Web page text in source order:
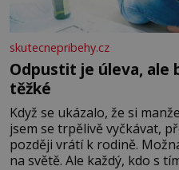
skutecnepribehy.cz
Odpustit je úleva, ale
těžké
Když se ukázalo, že si
jsem se trpělivě vyčkávat,
později vrátí k rodině.
na světě. Ale každý, kdo s